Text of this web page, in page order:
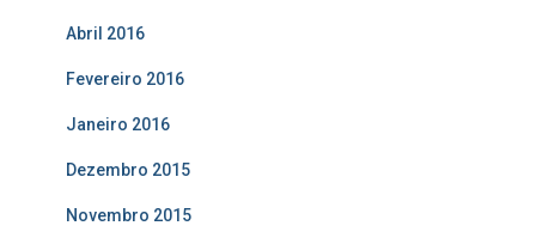
Abril 2016
Fevereiro 2016
Janeiro 2016
Dezembro 2015
Novembro 2015